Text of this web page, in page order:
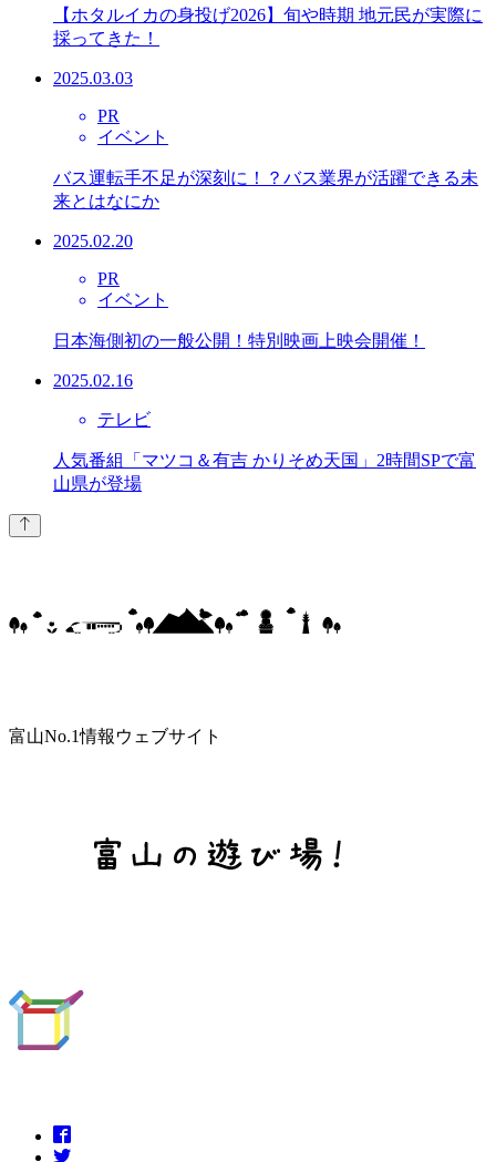
【ホタルイカの身投げ2026】旬や時期 地元民が実際に
採ってきた！
2025.03.03
PR
イベント
バス運転手不足が深刻に！？バス業界が活躍できる未
来とはなにか
2025.02.20
PR
イベント
日本海側初の一般公開！特別映画上映会開催！
2025.02.16
テレビ
人気番組「マツコ＆有吉 かりそめ天国」2時間SPで富
山県が登場
富山No.1情報ウェブサイト